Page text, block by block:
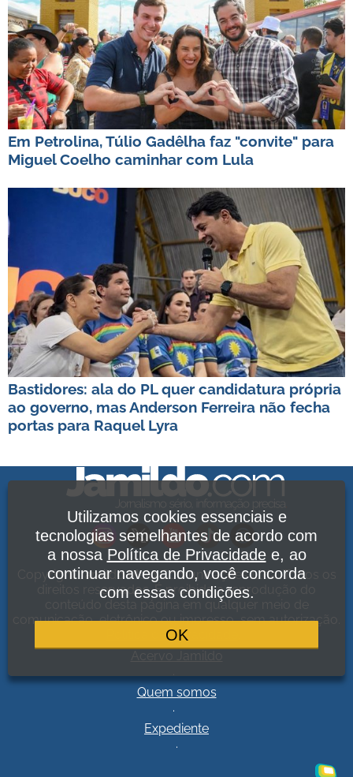
Em Petrolina, Túlio Gadêlha faz "convite" para
Miguel Coelho caminhar com Lula
Bastidores: ala do PL quer candidatura própria
ao governo, mas Anderson Ferreira não fecha
portas para Raquel Lyra
Copyright Jamildo Melo Comunicações Ltda. Todos os
direitos reservados. É proibida a reprodução do
conteúdo desta página em qualquer meio de
comunicação, eletrônico ou impresso, sem autorização.
Política de Privacidade
Quem somos
.
Expediente
.
Utilizamos cookies essenciais e
tecnologias semelhantes de acordo com
a nossa Política de Privacidadee, ao
continuar navegando, você concorda
com essas condições.
OK